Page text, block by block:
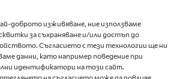
доброто изживяване, ние използваме
за съхраняване и/или достъп до
Съгласието с тези технологии ще ни
данни, като например поведение при
идентификатори на този сайт.
на съгласието може да повлияе